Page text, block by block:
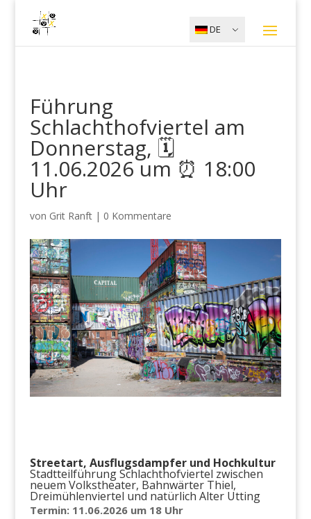
DE
Führung
Schlachthofviertel am
Donnerstag, 🗓️
11.06.2026 um ⏰ 18:00
Uhr
von Grit Ranft| 0 Kommentare
Streetart, Ausflugsdampfer und Hochkultur
Stadtteilführung Schlachthofviertel zwischen
neuem Volkstheater, Bahnwärter Thiel,
Dreimühlenviertel und natürlich Alter Utting
Termin: 11.06.2026 um 18 Uhr